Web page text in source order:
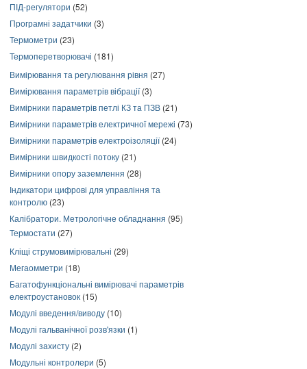
ПІД-регулятори (52)
Програмні задатчики (3)
Термометри (23)
Термоперетворювачі (181)
Вимірювання та регулювання рівня (27)
Вимірювання параметрів вібрації(3)
Вимірники параметрів петлі КЗ та ПЗВ (21)
Вимірники параметрів електричної мережі (73)
Вимірники параметрів електроізоляції(24)
Вимірники швидкості потоку (21)
Вимірники опору заземлення (28)
Індикатори цифрові для управління та
контролю (23)
Калібратори. Метрологічне обладнання (95)
Термостати (27)
Кліщі струмовимірювальні (29)
Мегаомметри (18)
Багатофункціональні вимірювачі параметрів
електроустановок (15)
Модулі введення/виводу (10)
Модулі гальванічної розв'язки (1)
Модулі захисту (2)
Модульні контролери (5)